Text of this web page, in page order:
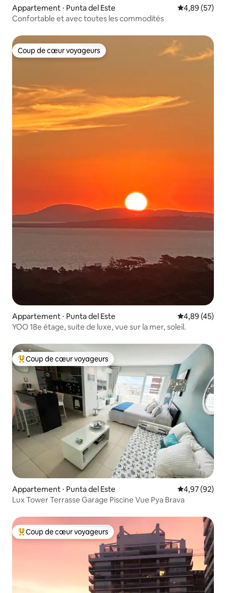
Appartement ⋅ Punta del Este Évaluation
4,89 (57)
Confortable et avec toutes les commodités
Coup de cœur voyageurs
Coup de cœur voyageurs
Appartement ⋅ Punta del Este Évaluation
4,89 (45)
YOO 18e étage, suite de luxe, vue sur la mer, soleil.
Coups de cœur voyageurs les plus appréciés
Coup de cœur voyageurs
Appartement ⋅ Punta del Este Évaluation
4,97 (92)
Lux Tower Terrasse Garage Piscine Vue Pya Brava
Coups de cœur voyageurs les plus appréciés
Coup de cœur voyageurs